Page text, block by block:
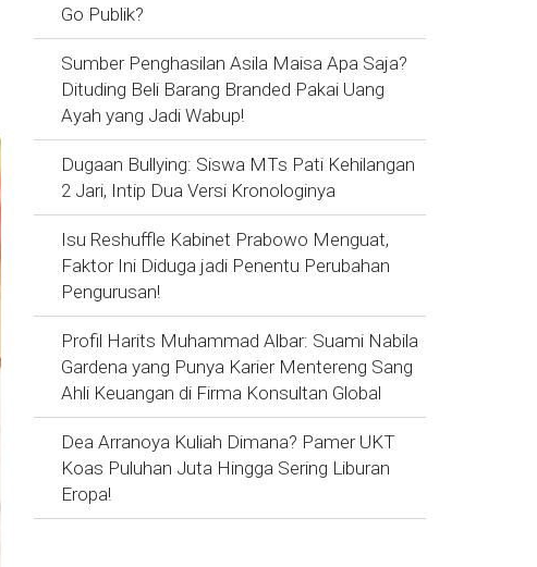
Go Publik?
Sumber Penghasilan Asila Maisa Apa Saja?
Dituding Beli Barang Branded Pakai Uang
Ayah yang Jadi Wabup!
Dugaan Bullying: Siswa MTs Pati Kehilangan
2 Jari, Intip Dua Versi Kronologinya
Isu Reshuffle Kabinet Prabowo Menguat,
Faktor Ini Diduga jadi Penentu Perubahan
Pengurusan!
Profil Harits Muhammad Albar: Suami Nabila
Gardena yang Punya Karier Mentereng Sang
Ahli Keuangan di Firma Konsultan Global
Dea Arranoya Kuliah Dimana? Pamer UKT
Koas Puluhan Juta Hingga Sering Liburan
Eropa!